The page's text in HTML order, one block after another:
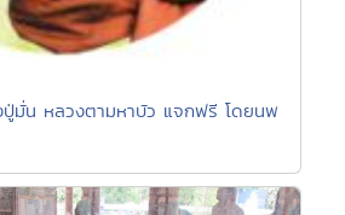
ปู่มั่น หลวงตามหาบัว แจกฟรี โดยนพ